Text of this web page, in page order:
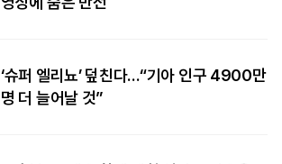
‘슈퍼 엘리뇨’ 덮친다…“기아 인구 4900만
명 더 늘어날 것”